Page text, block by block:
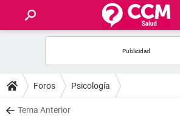
FOROS
SALUD
Foros Psicología
Tema Anterior